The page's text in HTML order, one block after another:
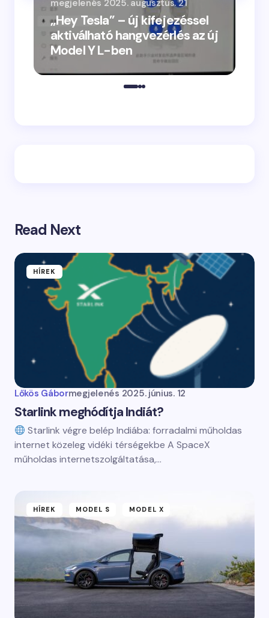
„Hey Tesla” – új kifejezéssel
aktiválható hangvezérlés az új
Model Y L-ben
megjelenés 2025. augusztus. 21
Read Next
HÍREK
Lőkös Gábormegjelenés 2025. június. 12
Starlink meghódítja Indiát?
Starlink végre belép Indiába: forradalmi műholdas
internet közeleg vidéki térségekbe A SpaceX
műholdas internetszolgáltatása,…
HÍREK MODEL S MODEL X